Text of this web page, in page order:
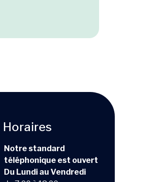
Horaires
Notre standard
téléphonique est ouvert
Du Lundi au Vendredi